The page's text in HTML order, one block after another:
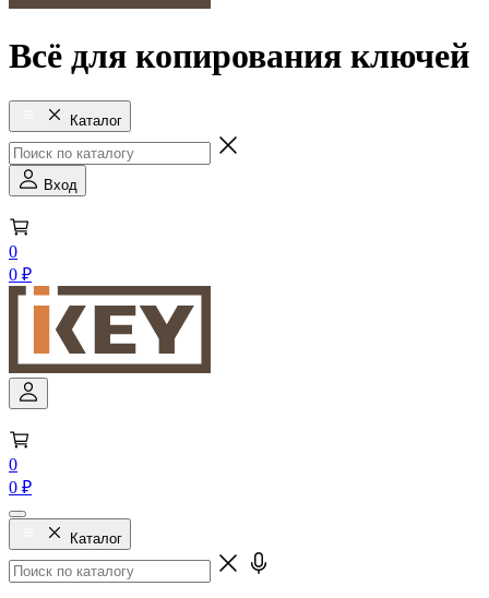
Всё для копирования ключей
Каталог
Вход
0
0 ₽
0
0 ₽
Каталог